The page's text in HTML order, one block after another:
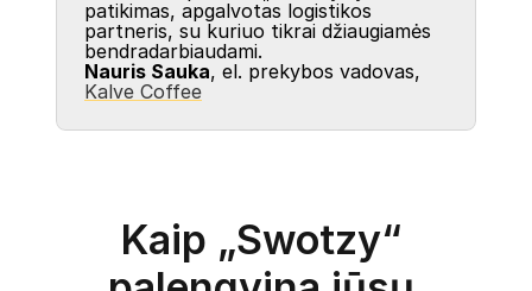
patikimas, apgalvotas logistikos
partneris, su kuriuo tikrai džiaugiamės
bendradarbiaudami.
Nauris Sauka
Kalve Coffee
Kaip „Swotzy“